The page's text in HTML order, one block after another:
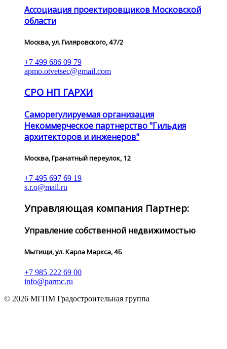
Ассоциация проектировщиков Московской
области
Москва, ул. Гиляровского, 47/2
+7 499 686 09 79
apmo.otvetsec@gmail.com
СРО НП ГАРХИ
Саморегулируемая организация
Некоммерческое партнерство "Гильдия
архитекторов и инженеров"
Москва, Гранатный переулок, 12
+7 495 697 69 19
s.r.o@mail.ru
Управляющая компания Партнер:
Управление собственной недвижимостью
Мытищи, ул. Карла Маркса, 4Б
+7 985 222 69 00
info@parmc.ru
© 2026 МГПМ Градостроительная группа